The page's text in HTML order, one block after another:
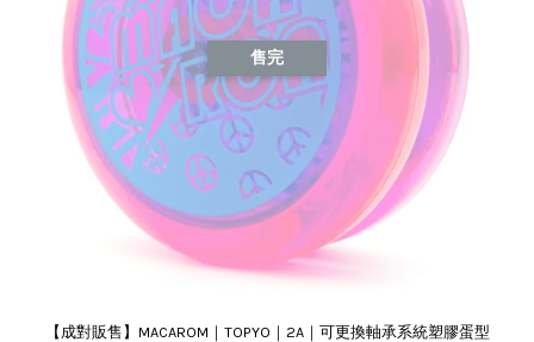
售完
【成對販售】MACAROM｜TOPYO｜2A｜可更換軸承系統塑膠蛋型